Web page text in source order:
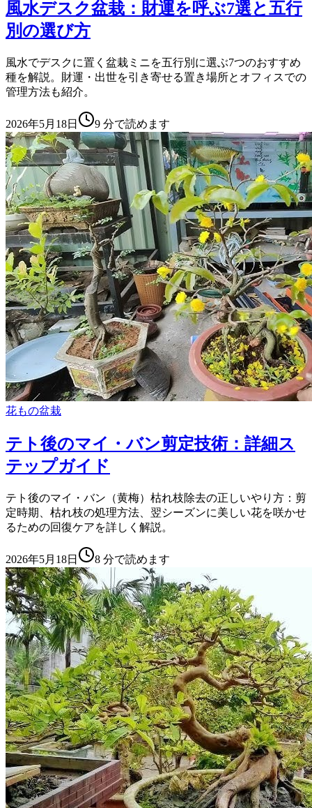
風水デスク盆栽：財運を呼ぶ7選と五行
別の選び方
風水でデスクに置く盆栽ミニを五行別に選ぶ7つのおすすめ
種を解説。財運・出世を引き寄せる置き場所とオフィスでの
管理方法も紹介。
2026年5月18日 9 分で読めます
花もの盆栽
テト後のマイ・バン剪定技術：詳細ス
テップガイド
テト後のマイ・バン（黄梅）枯れ枝除去の正しいやり方：剪
定時期、枯れ枝の処理方法、翌シーズンに美しい花を咲かせ
るための回復ケアを詳しく解説。
2026年5月18日 8 分で読めます